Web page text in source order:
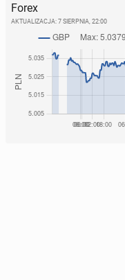
Forex
AKTUALIZACJA: 7 SIERPNIA, 22:00